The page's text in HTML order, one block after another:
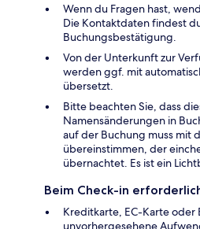
Wenn du Fragen hast,
Die Kontaktdaten findest
Buchungsbestätigung.
Von der Unterkunft zur
werden ggf. mit
übersetzt.
Bitte beachten Sie, dass
Namensänderungen in
auf der Buchung muss mit
übereinstimmen, der
übernachtet. Es ist ein
Beim Check-in
Kreditkarte, EC-Karte
unvorhergesehene